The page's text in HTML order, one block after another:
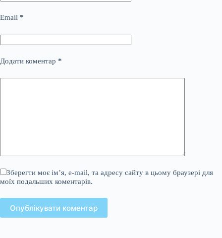
Email *
Додати коментар *
Зберегти моє ім’я, e-mail, та адресу сайту в цьому браузері для
моїх подальших коментарів.
Опублікувати коментар